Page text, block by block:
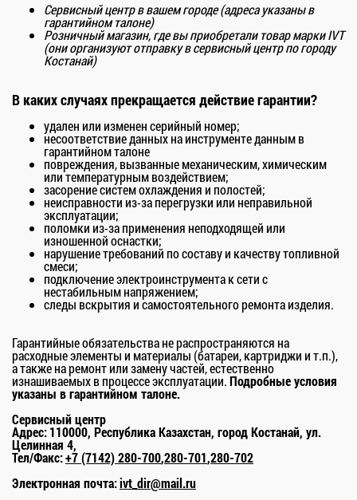
Сервисный центр в вашем городе (адреса указаны в
гарантийном талоне)
Розничный магазин, где вы приобретали товар марки IVT
(они организуют отправку в сервисный центр по городу
Костанай)
В каких случаях прекращается действие гарантии?
удален или изменен серийный номер;
несоответствие данных на инструменте данным в
гарантийном талоне
повреждения, вызванные механическим, химическим
или температурным воздействием;
засорение систем охлаждения и полостей;
неисправности из-за перегрузки или неправильной
эксплуатации;
поломки из-за применения неподходящей или
изношенной оснастки;
нарушение требований по составу и качеству топливной
смеси;
подключение электроинструмента к сети с
нестабильным напряжением;
следы вскрытия и самостоятельного ремонта изделия.
Гарантийные обязательства не распространяются на
расходные элементы и материалы (батареи, картриджи и т.п.),
а также на ремонт или замену частей, естественно
изнашиваемых в процессе эксплуатации.Подробные условия
указаны в гарантийном талоне.
Сервисный центр
Адрес:110000, Республика Казахстан, город Костанай, ул.
Целинная 4,
Тел/Факс:+7 (7142) 280-700,280-701,280-702
Электронная почта:ivt_dir@mail.ru